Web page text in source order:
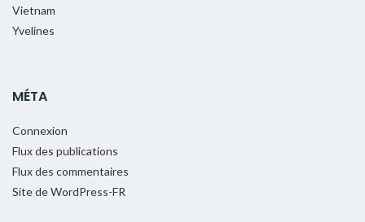
Vietnam
Yvelines
MÉTA
Connexion
Flux des publications
Flux des commentaires
Site de WordPress-FR